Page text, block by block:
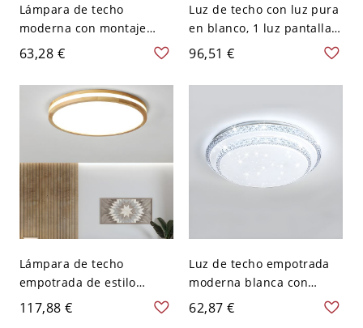
Lámpara de techo
moderna con montaje
empotrado de pantalla
geométrica de 2 luces -
Negro 110 A 120 V
Redondo
63,28 €
Luz de techo con luz pura
en blanco, 1 luz pantalla
acrílica metal dormitorio
LED, 110V-120V, 12"
96,51 €
Lámpara de techo
empotrada de estilo
asiático de madera
natural con pantalla
117,88 €
Luz de techo empotrada
moderna blanca con
componentes de cristal
transparente - 110 A 120
62,87 €